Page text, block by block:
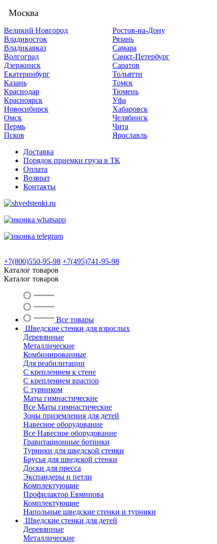
Москва
Великий Новгород
Владивосток
Владикавказ
Волгоград
Дзержинск
Екатеринбург
Казань
Краснодар
Красноярск
Новосибирск
Омск
Пермь
Псков
Ростов-на-Дону
Рязань
Самара
Санкт-Петербург
Саратов
Тольятти
Томск
Тюмень
Уфа
Хабаровск
Челябинск
Чита
Ярославль
Доставка
Порядок приемки груза в ТК
Оплата
Возврат
Контакты
+7(800)550-95-98 +7(495)741-95-98
Каталог товаров
Каталог товаров
Все товары
Шведские стенки для взрослых
Деревянные
Металлические
Комбинированные
Для реабилитации
С креплением к стене
С креплением враспор
С турником
Маты гимнастические
Все Маты гимнастические
Зоны приземления для детей
Навесное оборудование
Все Навесное оборудование
Гравитационные ботинки
Турники для шведской стенки
Брусья для шведской стенки
Доски для пресса
Экспандеры и петли
Комплектующие
Профилактор Евминова
Комплектующие
Напольные шведские стенки и турники
Шведские стенки для детей
Деревянные
Металлические